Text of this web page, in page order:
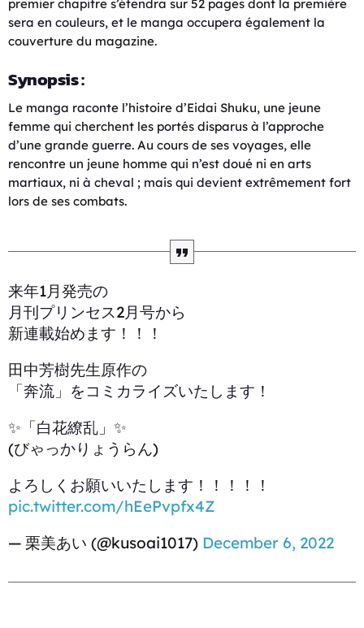
premier chapitre s’étendra sur 52 pages dont la première
sera en couleurs, et le manga occupera également la
couverture du magazine.
Synopsis :
Le manga raconte l’histoire d’Eidai Shuku, une jeune
femme qui cherchent les portés disparus à l’approche
d’une grande guerre. Au cours de ses voyages, elle
rencontre un jeune homme qui n’est doué ni en arts
martiaux, ni à cheval ; mais qui devient extrêmement fort
lors de ses combats.
来年1月発売の
月刊プリンセス2月号から
新連載始めます！！！
田中芳樹先生原作の
「奔流」をコミカライズいたします！
✨「白花繚乱」✨
(びゃっかりょうらん)
よろしくお願いいたします！！！！！
pic.twitter.com/hEePvpfx4Z
— 栗美あい (@kusoai1017) December 6, 2022